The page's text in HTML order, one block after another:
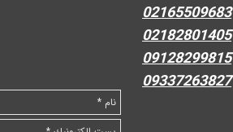
02165509683
02182801405
09128299815
09337263827